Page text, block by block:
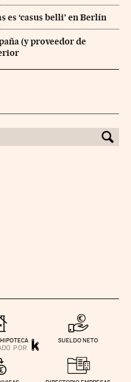
es ‘casus belli’ en Berlín
(y proveedor de
SUELDO NETO